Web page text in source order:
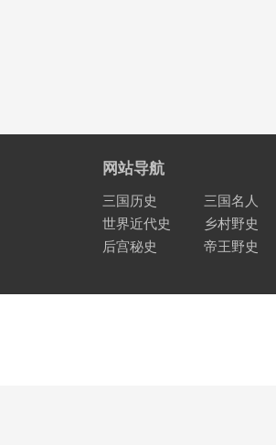
网站导航
三国历史 三国名人
世界近代史
乡村野史
后宫秘史
帝王野史